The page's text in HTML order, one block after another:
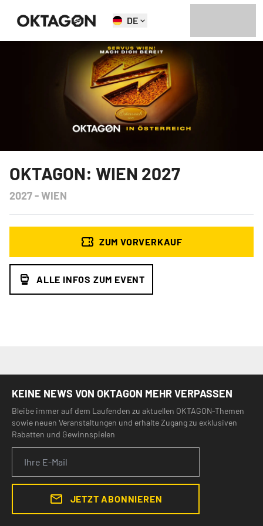
DE
OKTAGON: WIEN 2027
2027-WIEN
ZUM VORVERKAUF
ALLE INFOS ZUM EVENT
KEINE NEWS VON OKTAGON MEHR VERPASSEN
Bleibe immer auf dem Laufenden zu aktuellen OKTAGON-Themen
sowie neuen Veranstaltungen und erhalte Zugang zu exklusiven
Rabatten und Gewinnspielen
JETZT ABONNIEREN